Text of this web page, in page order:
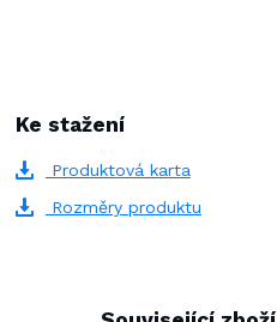
Ke stažení
Produktová karta
Rozměry produktu